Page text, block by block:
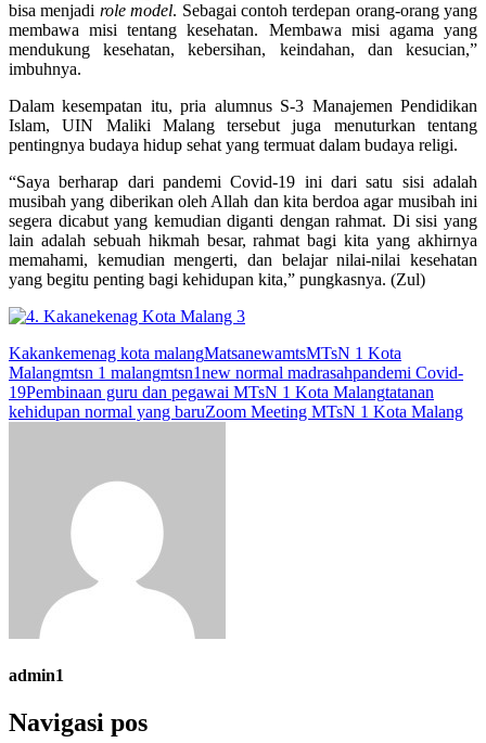
bisa menjadi role model. Sebagai contoh terdepan orang-orang yang
membawa misi tentang kesehatan. Membawa misi agama yang
mendukung kesehatan, kebersihan, keindahan, dan kesucian,”
imbuhnya.
Dalam kesempatan itu, pria alumnus S-3 Manajemen Pendidikan
Islam, UIN Maliki Malang tersebut juga menuturkan tentang
pentingnya budaya hidup sehat yang termuat dalam budaya religi.
“Saya berharap dari pandemi Covid-19 ini dari satu sisi adalah
musibah yang diberikan oleh Allah dan kita berdoa agar musibah ini
segera dicabut yang kemudian diganti dengan rahmat. Di sisi yang
lain adalah sebuah hikmah besar, rahmat bagi kita yang akhirnya
memahami, kemudian mengerti, dan belajar nilai-nilai kesehatan
yang begitu penting bagi kehidupan kita,” pungkasnya. (Zul)
Kakankemenag kota malangMatsanewamtsMTsN 1 Kota
Malangmtsn 1 malangmtsn1new normal madrasahpandemi Covid-
19Pembinaan guru dan pegawai MTsN 1 Kota Malangtatanan
kehidupan normal yang baruZoom Meeting MTsN 1 Kota Malang
admin1
Navigasi pos